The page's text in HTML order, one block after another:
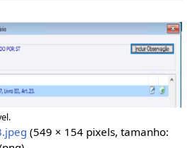
(549 × 154 pixels, tamanho: